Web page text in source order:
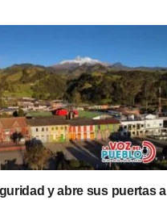
y abre sus puertas a